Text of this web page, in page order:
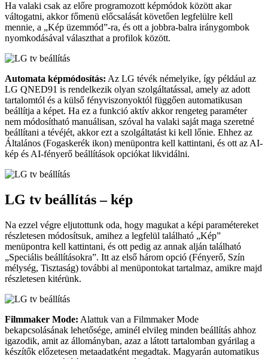
Ha valaki csak az előre programozott képmódok között akar
váltogatni, akkor főmenü előcsalását követően legfelülre kell
mennie, a „Kép üzemmód”-ra, és ott a jobbra-balra iránygombok
nyomkodásával választhat a profilok között.
Automata képmódosítás: Az LG tévék némelyike, így például az
LG QNED91 is rendelkezik olyan szolgáltatással, amely az adott
tartalomtól és a külső fényviszonyoktól függően automatikusan
beállítja a képet. Ha ez a funkció aktív akkor rengeteg paraméter
nem módosítható manuálisan, szóval ha valaki saját maga szeretné
beállítani a tévéjét, akkor ezt a szolgáltatást ki kell lőnie. Ehhez az
Általános (Fogaskerék ikon) menüpontra kell kattintani, és ott az AI-
kép és AI-fényerő beállítások opciókat likvidálni.
LG tv beállítás – kép
Na ezzel végre eljutottunk oda, hogy magukat a képi paramétereket
részletesen módosítsuk, amihez a legfelül található „Kép”
menüpontra kell kattintani, és ott pedig az annak alján található
„Speciális beállításokra”. Itt az első három opció (Fényerő, Szín
mélység, Tisztaság) további al menüpontokat tartalmaz, amikre majd
részletesen kitérünk.
Filmmaker Mode: Alattuk van a Filmmaker Mode
bekapcsolásának lehetősége, aminél elvileg minden beállítás ahhoz
igazodik, amit az állományban, azaz a látott tartalomban gyárilag a
készítők előzetesen metaadatként megadtak. Magyarán automatikus